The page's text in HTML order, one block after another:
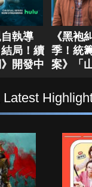
執導
結局！續
開發中
《黑袍
季！統
案》「